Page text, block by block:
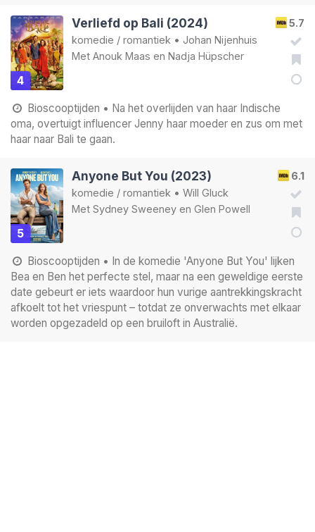
4
5.7
Verliefd op Bali (2024)
komedie / romantiek • Johan Nijenhuis
Met Anouk Maas en Nadja Hüpscher
Bioscooptijden • Na het overlijden van haar Indische
oma, overtuigt influencer Jenny haar moeder en zus om met
haar naar Bali te gaan.
5
6.1
Anyone But You (2023)
komedie / romantiek • Will Gluck
Met Sydney Sweeney en Glen Powell
Bioscooptijden • In de komedie 'Anyone But You' lijken
Bea en Ben het perfecte stel, maar na een geweldige eerste
date gebeurt er iets waardoor hun vurige aantrekkingskracht
afkoelt tot het vriespunt – totdat ze onverwachts met elkaar
worden opgezadeld op een bruiloft in Australië.